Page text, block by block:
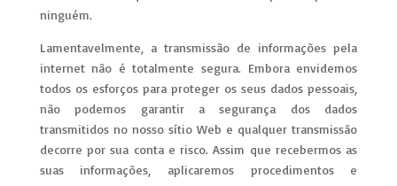
ninguém.
Lamentavelmente, a transmissão de informações pela
internet não é totalmente segura. Embora envidemos
todos os esforços para proteger os seus dados pessoais,
não podemos garantir a segurança dos dados
transmitidos no nosso sítio Web e qualquer transmissão
decorre por sua conta e risco. Assim que recebermos as
suas informações, aplicaremos procedimentos e